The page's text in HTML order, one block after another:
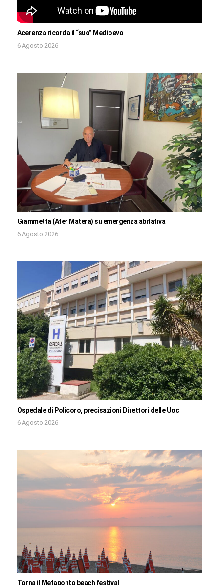
Acerenza ricorda il “suo” Medioevo
6 Agosto 2026
Giammetta (Ater Matera) su emergenza abitativa
6 Agosto 2026
Ospedale di Policoro, precisazioni Direttori delle Uoc
6 Agosto 2026
Torna il Metaponto beach festival